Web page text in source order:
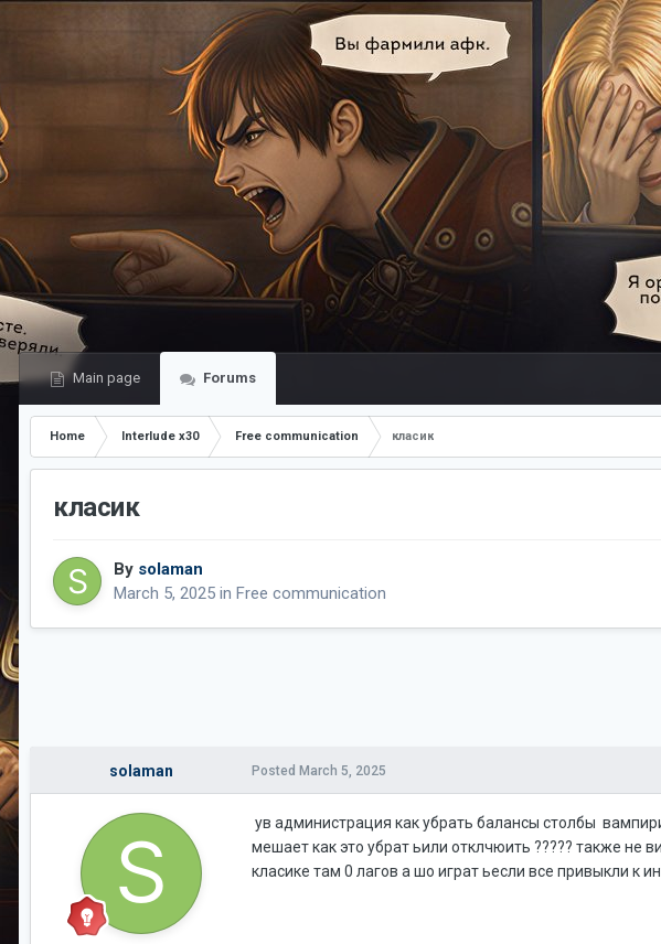
Main page Forums
Home Interlude x30 Free communication класик
класик
By solaman
March 5, 2025 in Free communication
solaman Posted March 5, 2025
ув администрация как убрать балансы столбы
мешает как это убрат ьили отклчюить ????? также не
класике там 0 лагов а шо играт ьесли все привыкли к